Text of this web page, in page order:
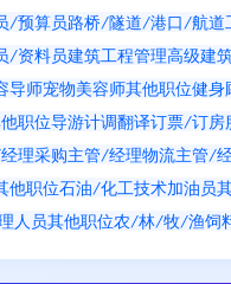
/预算员路桥/隧道/港口/航道
/资料员建筑工程管理高级建
导师宠物美容师其他职位健身
职位导游计调翻译订票/订房
理采购主管/经理物流主管/
他职位石油/化工技术加油员
人员其他职位农/林/牧/渔饲